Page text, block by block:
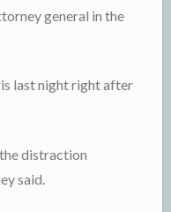
general in the
last night right after
distraction
said.